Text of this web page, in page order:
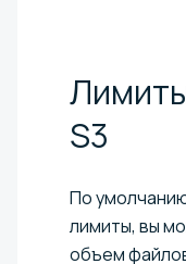
S3
По
лимиты, вы
объем